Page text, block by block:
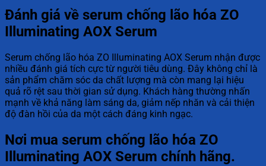
Đánh giá về serum chống lão hóa ZO
Illuminating AOX Serum
Serum chống lão hóa ZO Illuminating AOX Serum nhận được
nhiều đánh giá tích cực từ người tiêu dùng. Đây không chỉ là
sản phẩm chăm sóc da chất lượng mà còn mang lại hiệu
quả rõ rệt sau thời gian sử dụng. Khách hàng thường nhấn
mạnh về khả năng làm sáng da, giảm nếp nhăn và cải thiện
độ đàn hồi của da một cách đáng kinh ngạc.
Nơi mua serum chống lão hóa ZO
Illuminating AOX Serum chính hãng.